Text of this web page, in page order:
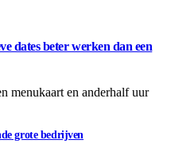
dates beter werken dan een
menukaart en anderhalf uur
grote bedrijven